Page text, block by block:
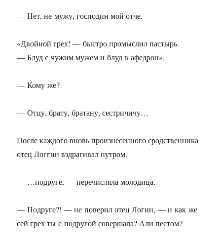
— Нет, не мужу, господин мой отче.
«Двойной грех! — быстро промыслил пастырь.
— Блуд с чужим мужем и блуд в афедрон».
— Кому же?
— Отцу, брату, братану, сестричичу…
После каждого вновь произнесенного сродственника
отец Логгин вздрагивал нутром.
— …подруге, — перечисляла молодица.
— Подруге?! — не поверил отец Логин, — и как же
сей грех ты с подругой совершала? Али пестом?